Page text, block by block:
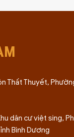
Thất Thuyết,
dân cư việt sing,
Bình Dương